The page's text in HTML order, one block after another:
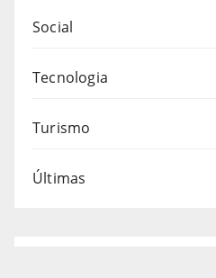
Social
Tecnologia
Turismo
Últimas